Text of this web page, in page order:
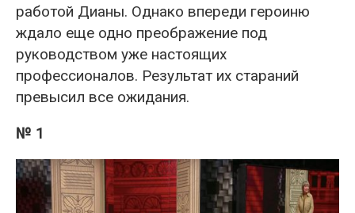
работой Дианы. Однако впереди героиню
ждало еще одно преображение под
руководством уже настоящих
профессионалов. Результат их стараний
превысил все ожидания.
№ 1